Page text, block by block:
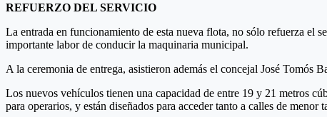
REFUERZO DEL SERVICIO
La entrada en funcionamiento de esta nueva flota, no sólo refuerza el
importante labor de conducir la maquinaria municipal.
A la ceremonia de entrega, asistieron además el concejal José Tomós
Los nuevos vehículos tienen una capacidad de entre 19 y 21 metros
para operarios, y están diseñados para acceder tanto a calles de menor